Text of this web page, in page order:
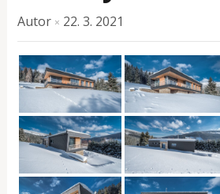
Autor × 22. 3. 2021